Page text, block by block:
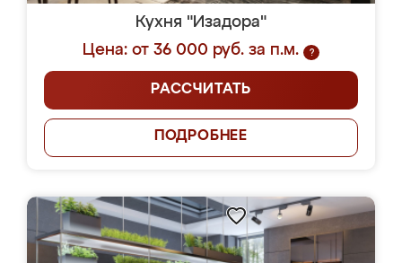
Кухня "Изадора"
Цена: от 36 000 руб. за п.м.
?
РАССЧИТАТЬ
ПОДРОБНЕЕ